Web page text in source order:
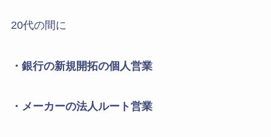
20代の間に
・銀行の新規開拓の個人営業
・メーカーの法人ルート営業